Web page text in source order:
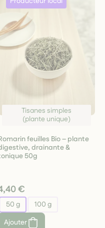
Tisanes simples
(plante unique)
feuilles Bio – plante
drainante &
50g
€
50 g
100 g
Ajouter